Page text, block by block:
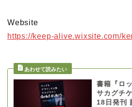
Website
https://keep-alive.wixsite.com/
書籍『ロ
サカグチ
18日発刊